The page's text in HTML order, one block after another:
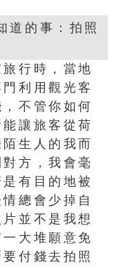
行時，當地
利用觀光客
不管你如何
讓旅客從荷
生人的我而
方，我會毫
有目的地被
總會少掉自
並不是我想
大堆願意免
付錢去拍照